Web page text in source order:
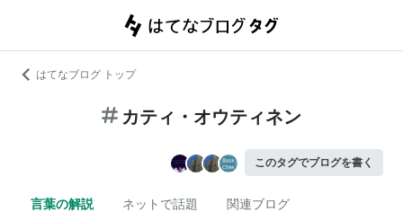
はてなブログ トップ
カティ・オウティネン
このタグでブログを書く
言葉の解説 ネットで話題 関連ブログ